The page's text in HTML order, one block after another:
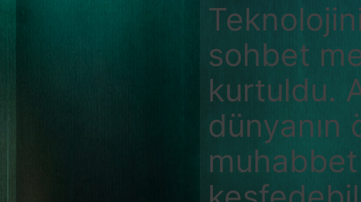
sohbet
kurtuldu.